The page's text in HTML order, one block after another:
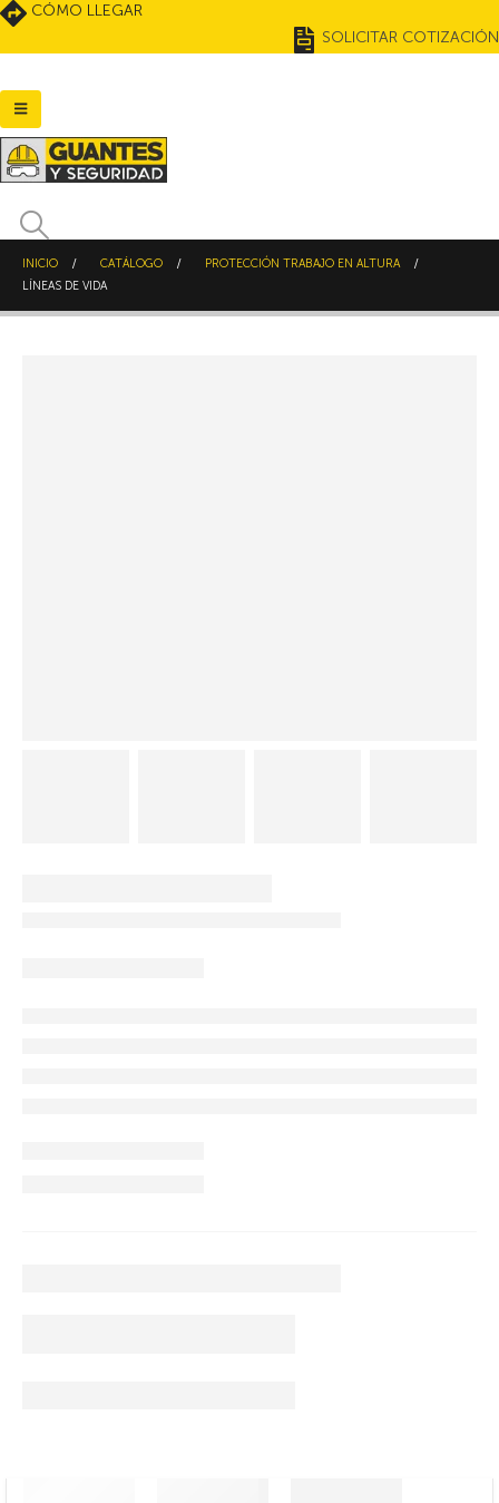
CÓMO LLEGAR
SOLICITAR COTIZACIÓN
INICIO CATÁLOGO
PROTECCIÓN TRABAJO EN ALTURA
LÍNEAS DE VIDA